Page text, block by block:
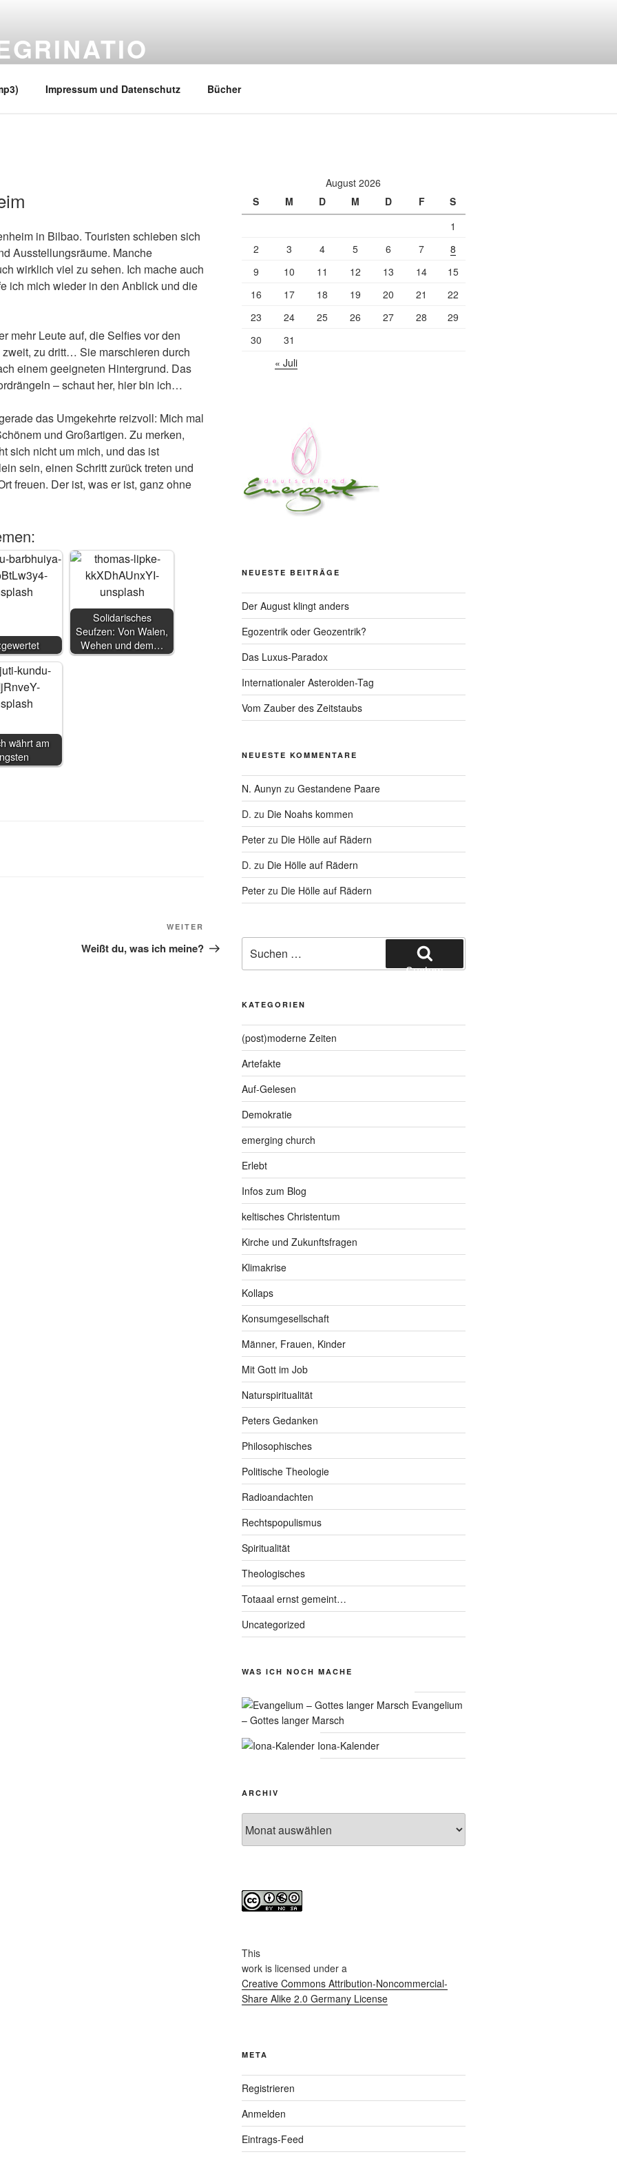
Impressum und Datenschutz Bücher
in Bilbao. Touristen schieben sich
Ausstellungsräume. Manche
wirklich viel zu sehen. Ich mache auch
ich mich wieder in den Anblick und die
mehr Leute auf, die Selfies vor den
zu dritt… Sie marschieren durch
einem geeigneten Hintergrund. Das
– schaut her, hier bin ich…
das Umgekehrte reizvoll: Mich mal
und Großartigen. Zu merken,
sich nicht um mich, und das ist
sein, einen Schritt zurück treten und
freuen. Der ist, was er ist, ganz ohne
Solidarisches
Seufzen: Von Walen,
Wehen und dem…
währt am
Beitrag
WEITER
Weißt du, was ich meine?
August 2026
S
M D M D F
S
1
2
3 4 5 6 7
8
9
10 11 12 13 14
15
16
17 18 19 20 21
22
23
24 25 26 27 28
29
30
31
« Juli
NEUESTE BEITRÄGE
Der August klingt anders
Egozentrik oder Geozentrik?
Das Luxus-Paradox
Internationaler Asteroiden-Tag
Vom Zauber des Zeitstaubs
NEUESTE KOMMENTARE
N. Aunyn zu Gestandene Paare
D. zu Die Noahs kommen
Peterzu Die Hölle auf Rädern
D. zu Die Hölle auf Rädern
Peterzu Die Hölle auf Rädern
nach:
Suchen
KATEGORIEN
(post)moderne Zeiten
Artefakte
Auf-Gelesen
Demokratie
emerging church
Erlebt
Infos zum Blog
keltisches Christentum
Kirche und Zukunftsfragen
Klimakrise
Kollaps
Konsumgesellschaft
Männer, Frauen, Kinder
Mit Gott im Job
Naturspiritualität
Peters Gedanken
Philosophisches
Politische Theologie
Radioandachten
Rechtspopulismus
Spiritualität
Theologisches
Totaaal ernst gemeint…
Uncategorized
WAS ICH NOCH MACHE
Evangelium
– Gottes langer Marsch
Iona-Kalender
ARCHIV
This
workis licensed under a
Creative Commons Attribution-Noncommercial-
Share Alike 2.0 Germany License
META
Registrieren
Anmelden
Eintrags-Feed